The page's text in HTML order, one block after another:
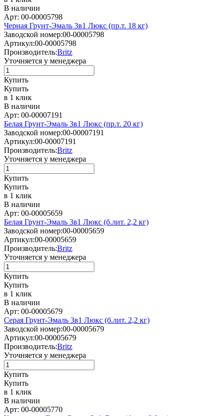
В наличии
Арт: 00-00005798
Черная Грунт-Эмаль 3в1 Люкс (пр.т. 18 кг)
Заводской номер:00-00005798
Артикул:00-00005798
Производитель:Britz
Уточняется у менеджера
Купить
Купить
в 1 клик
В наличии
Арт: 00-00007191
Белая Грунт-Эмаль 3в1 Люкс (пр.т. 20 кг)
Заводской номер:00-00007191
Артикул:00-00007191
Производитель:Britz
Уточняется у менеджера
Купить
Купить
в 1 клик
В наличии
Арт: 00-00005659
Белая Грунт-Эмаль 3в1 Люкс (б.лит. 2,2 кг)
Заводской номер:00-00005659
Артикул:00-00005659
Производитель:Britz
Уточняется у менеджера
Купить
Купить
в 1 клик
В наличии
Арт: 00-00005679
Серая Грунт-Эмаль 3в1 Люкс (б.лит. 2,2 кг)
Заводской номер:00-00005679
Артикул:00-00005679
Производитель:Britz
Уточняется у менеджера
Купить
Купить
в 1 клик
В наличии
Арт: 00-00005770